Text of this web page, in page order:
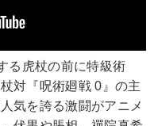
る虎杖の前に特級術
対『呪術廻戦 0』の主
気を誇る激闘がアニメ